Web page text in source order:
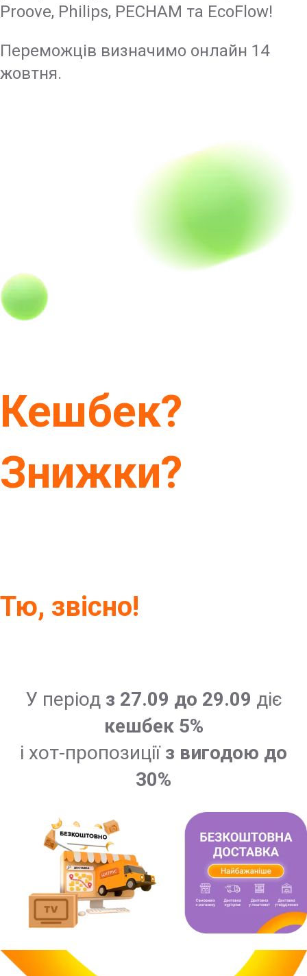
Proove, Philips, PECHAM та EcoFlow!
Переможців визначимо онлайн 14
жовтня.
Кешбек?
Знижки?
Тю, звісно!
У період з 27.09 до 29.09 діє
кешбек 5%
і хот-пропозиції з вигодою до
30%